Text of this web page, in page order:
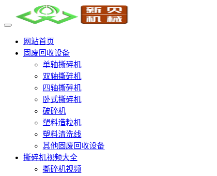
网站首页
固废回收设备
单轴撕碎机
双轴撕碎机
四轴撕碎机
卧式撕碎机
破碎机
塑料造粒机
塑料清洗线
其他固废回收设备
撕碎机视频大全
撕碎机视频